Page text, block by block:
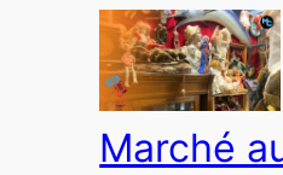
Marché